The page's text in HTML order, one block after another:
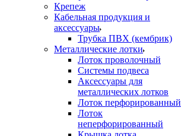
Крепеж
Кабельная продукция и
аксессуары
Трубка ПВХ (кембрик)
Металлические лотки
Лоток проволочный
Системы подвеса
Аксессуары для
металлических лотков
Лоток перфорированный
Лоток
неперфорированный